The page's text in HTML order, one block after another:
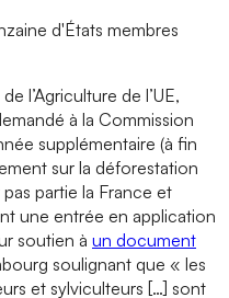
d'États membres
l’Agriculture de l’UE,
à la Commission
supplémentaire (à fin
sur la déforestation
partie la France et
une entrée en application
soutien à un document
soulignant que « les
et sylviculteurs […] sont